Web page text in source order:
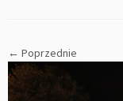
← Poprzednie